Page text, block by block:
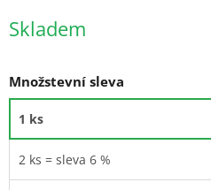
cena:
Skladem
Množstevní sleva
1 ks
2 ks = sleva 6 %